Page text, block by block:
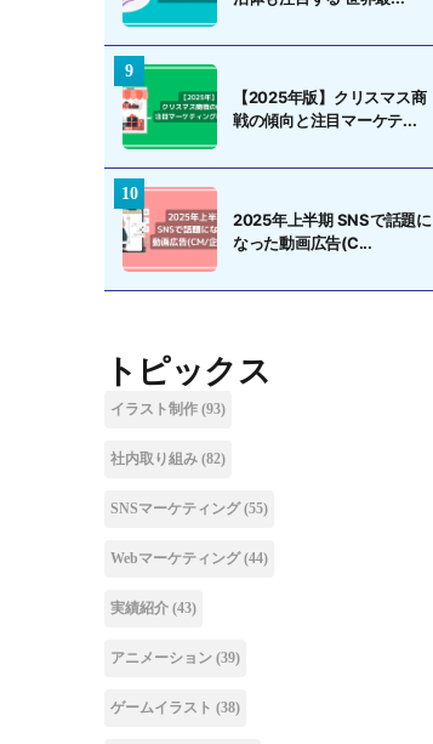
【2025年版】クリスマス商
戦の傾向と注目マーケテ...
2025年上半期 SNSで話題に
なった動画広告(C...
トピックス
イラスト制作 (93)
社内取り組み (82)
SNSマーケティング(55)
Webマーケティング(44)
実績紹介 (43)
アニメーション (39)
ゲームイラスト (38)